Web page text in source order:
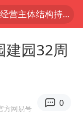
上半年我国经营主体结构持续优化
上海全域长途客运班次全部停运
1枚就能让航母瘫痪 轰-6J实力有多强
建园32周
方网易号
0